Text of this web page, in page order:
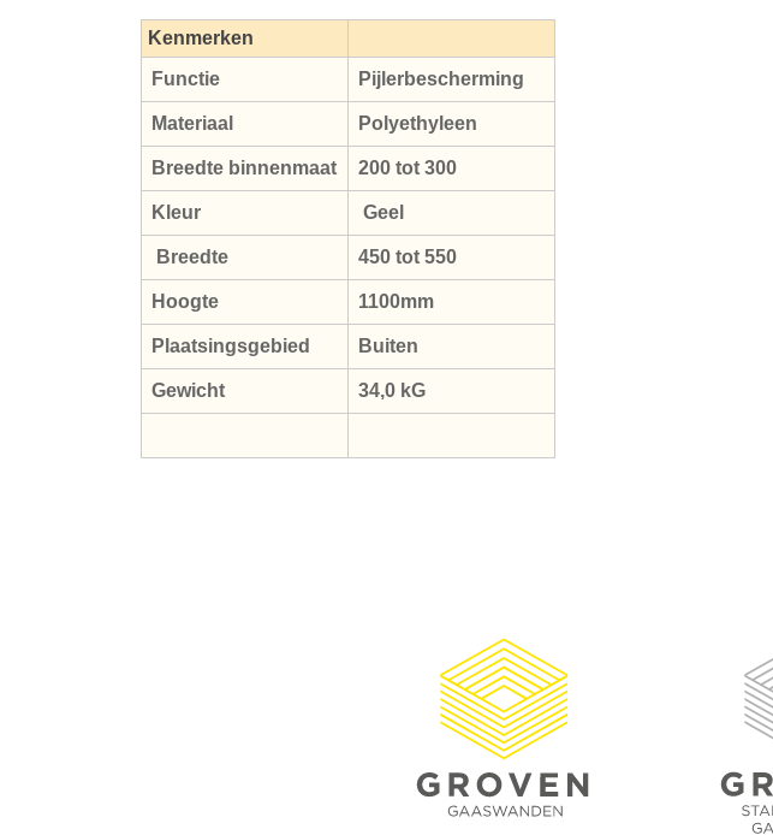
Kenmerken
Functie
Pijlerbescherming
Materiaal Polyethyleen
Breedte binnenmaat 200 tot 300
Kleur Geel
Breedte 450 tot 550
Hoogte 1100mm
Plaatsingsgebied Buiten
Gewicht 34,0 kG